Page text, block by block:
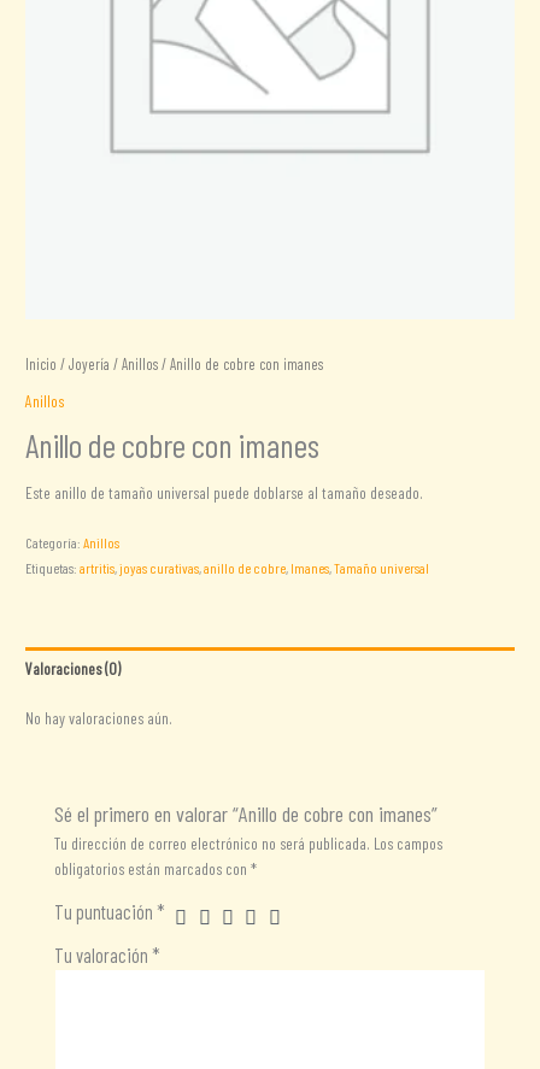
Inicio /Joyería /Anillos/ Anillo de cobre con imanes
Anillos
Anillo de cobre con imanes
Este anillo de tamaño universal puede doblarse al tamaño deseado.
Categoría:Anillos
Etiquetas:artritis,joyas curativas,anillo de cobre, Imanes,Tamaño universal
Valoraciones (0)
No hay valoraciones aún.
Sé el primero en valorar “Anillo de cobre con imanes”
Tu dirección de correo electrónico no será publicada. Los campos
obligatorios están marcados con *
Tu puntuación *
Tu valoración *